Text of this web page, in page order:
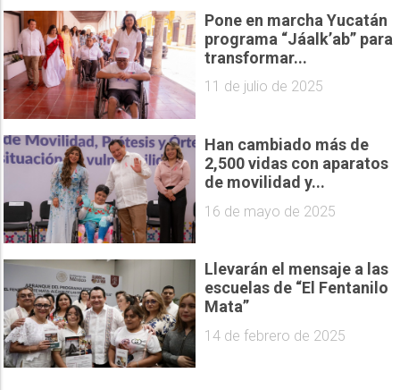
Pone en marcha Yucatán
programa “Jáalk’ab” para
transformar...
11 de julio de 2025
Han cambiado más de
2,500 vidas con aparatos
de movilidad y...
16 de mayo de 2025
Llevarán el mensaje a las
escuelas de “El Fentanilo
Mata”
14 de febrero de 2025